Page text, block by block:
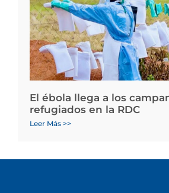
El ébola llega a los
refugiados en la RDC
Leer Más >>